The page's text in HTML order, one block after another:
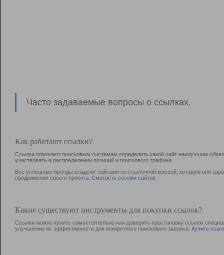
Часто задаваемые вопросы о ссылках.
Как работают ссылки?
Ссылки помогают поисковым системам определить какой сайт наилучшим
участвовать в раcпределении позиций и поискового трафика.
Все успешные бренды владеют сайтами со ссылочной массой, которую они
продвижения своего проекта. Смотреть ссылки сайтов
Какие существуют инструменты для покупки ссылок?
Ссылки можно купить самостоятельно или доверить простановку ссылок
улучшению их эффективности для конкретного поискового запроса. Купить